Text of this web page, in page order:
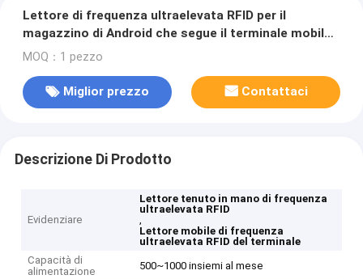
Lettore di frequenza ultraelevata RFID per il
magazzino di Android che segue il terminale mobile
tenuto in mano della gestione
MOQ：1 pezzo
Miglior prezzo Contattaci
Descrizione Di Prodotto
Evidenziare
Lettore tenuto in mano di frequenza
ultraelevata RFID
,
Lettore mobile di frequenza
ultraelevata RFID del terminale
Capacità di
alimentazione
500~1000 insiemi al mese